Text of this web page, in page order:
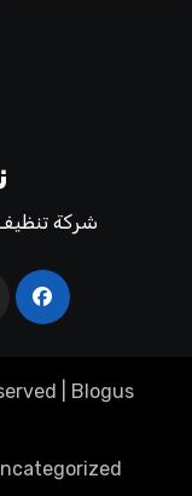
شركة
Blogus